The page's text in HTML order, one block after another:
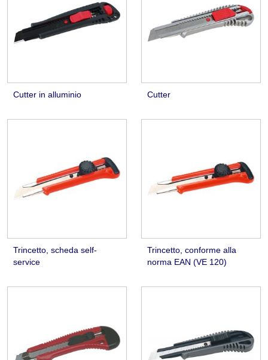
Cutter in alluminio Cutter
Trincetto, scheda self-
service
Trincetto, conforme alla
norma EAN (VE 120)